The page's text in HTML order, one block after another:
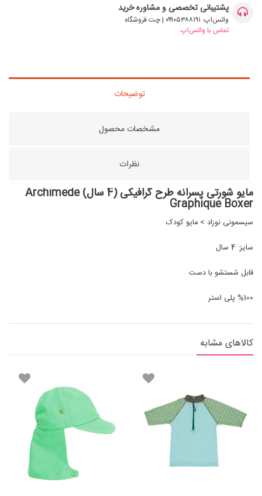
پشتیبانی تخصصی و مشاوره خرید
واتس‌اپ: ۰۹۹۰۵۳۸۸۱۹۱ | چت فروشگاه
تماس با واتس‌اپ
توضیحات
مشخصات محصول
نظرات
مایو شورتی پسرانه طرح گرافیکی (4 سال) Archimede
Graphique Boxer
سیسمونی نوزاد > مایو کودک
سایز: 4 سال
قابل شستشو با دست
%100 پلی استر
کالاهای مشابه